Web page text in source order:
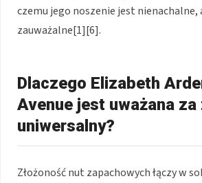
czemu jego noszenie jest nienachalne,
zauważalne[1][6].
Dlaczego Elizabeth
Avenue jest uważana za
uniwersalny?
Złożoność nut zapachowych łączy w